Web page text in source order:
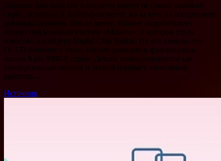
Дорогие флагманские планшеты имеют не самый высокий
спрос, особенно в Android-сегменте, из-за чего их ассортимент
довольно скромен. Тем не менее, Huawei разрабатывает
проект под кодовым именем «Mclaren», о котором стало
известно инсайдеру Digital Chat Station. По его словам, это
OLED-решение с очень узкими рамками и флагманским
чипом Kirin 9000-й серии. Девайс позиционируется как
универсальный тонкий и лёгкий планшет, способный
работать…
Источник